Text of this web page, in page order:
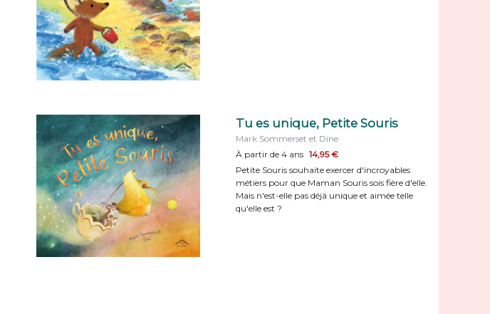
Tu es unique, Petite Souris
Mark Sommerset et Dïne
À partir de 4 ans 14,95 €
Petite Souris souhaite exercer d'incroyables
métiers pour que Maman Souris sois fière d'elle.
Mais n'est-elle pas déjà unique et aimée telle
qu'elle est ?